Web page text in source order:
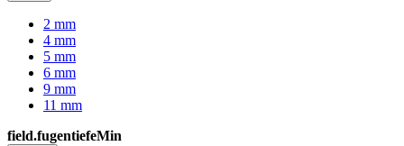
2 mm
4 mm
5 mm
6 mm
9 mm
11 mm
field.fugentiefeMin